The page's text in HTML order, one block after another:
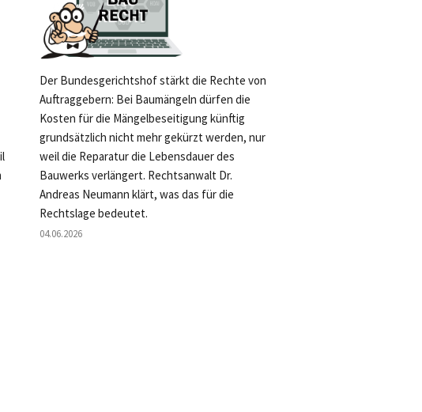
Der Bundesgerichtshof stärkt die Rechte von
Auftraggebern: Bei Baumängeln dürfen die
Kosten für die Mängelbeseitigung künftig
grundsätzlich nicht mehr gekürzt werden, nur
weil die Reparatur die Lebensdauer des
Bauwerks verlängert. Rechtsanwalt Dr.
Andreas Neumann klärt, was das für die
Rechtslage bedeutet.
04.06.2026